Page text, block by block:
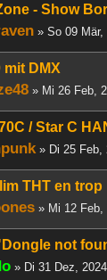
- Show
» So 09
mit DMX
» Mi 26 Feb,
/ Star C
» Di 25 Feb,
THT en trop
» Mi 12 Feb,
not
» Di 31 Dez,